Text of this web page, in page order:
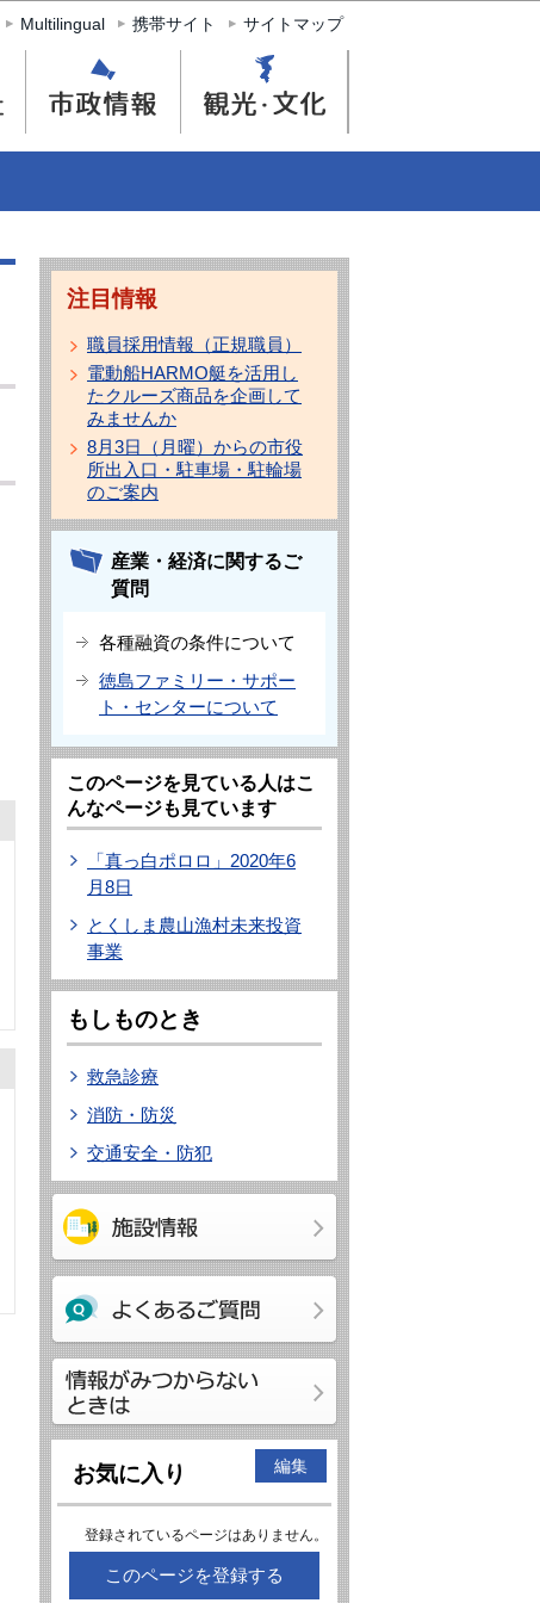
Multilingual 携帯サイト サイトマップ
注目情報
職員採用情報（正規職員）
電動船HARMO艇を活用し
たクルーズ商品を企画して
みませんか
8月3日（月曜）からの市役
所出入口・駐車場・駐輪場
のご案内
産業・経済に関するご
質問
各種融資の条件について
徳島ファミリー・サポー
ト・センターについて
このページを見ている人はこ
んなページも見ています
「真っ白ポロロ」2020年6
月8日
とくしま農山漁村未来投資
事業
もしものとき
救急診療
消防・防災
交通安全・防犯
お気に入り 編集
登録されているページはありません。
このページを登録する